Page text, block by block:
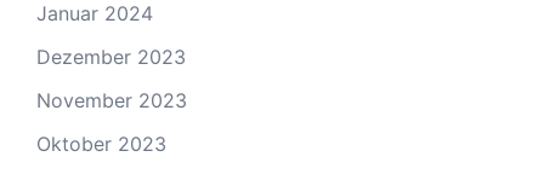
Januar 2024
Dezember 2023
November 2023
Oktober 2023